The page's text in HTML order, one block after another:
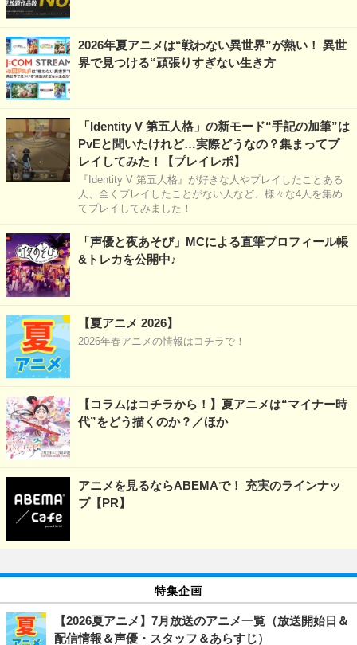
2026年夏アニメは“戦わない異世界”が熱い！ 異世
界で見つける“頑張りすぎない生き方
「Identity V 第五人格」の新モード“手記の加筆”は
PvEと聞いたけれど…実際どうなの？集まってプ
レイしてみた！【プレイレポ】
『Identity V 第五人格』が好きな人やプレイしたことある
人、全くプレイしたことがない人など、様々な4人を集め
てプレイしてみました！
「声優と夜あそび」MCによる直筆プロフィール帳
&トレカを公開中♪
【夏アニメ 2026】
2026年春アニメの情報はコチラで！
【コラムはコチラから！】夏アニメは“マイナー時
代”をどう描くのか？／ほか
アニメを見るならABEMAで！ 充実のラインナッ
プ【PR】
特集企画
【2026夏アニメ】7月放送のアニメ一覧（放送開始日＆
配信情報＆声優・スタッフ＆あらすじ）